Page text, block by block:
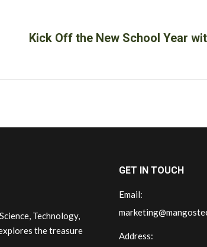
NextKick Off the New School Year
Technology,
the treasure
GET IN TOUCH
Email:
Address: